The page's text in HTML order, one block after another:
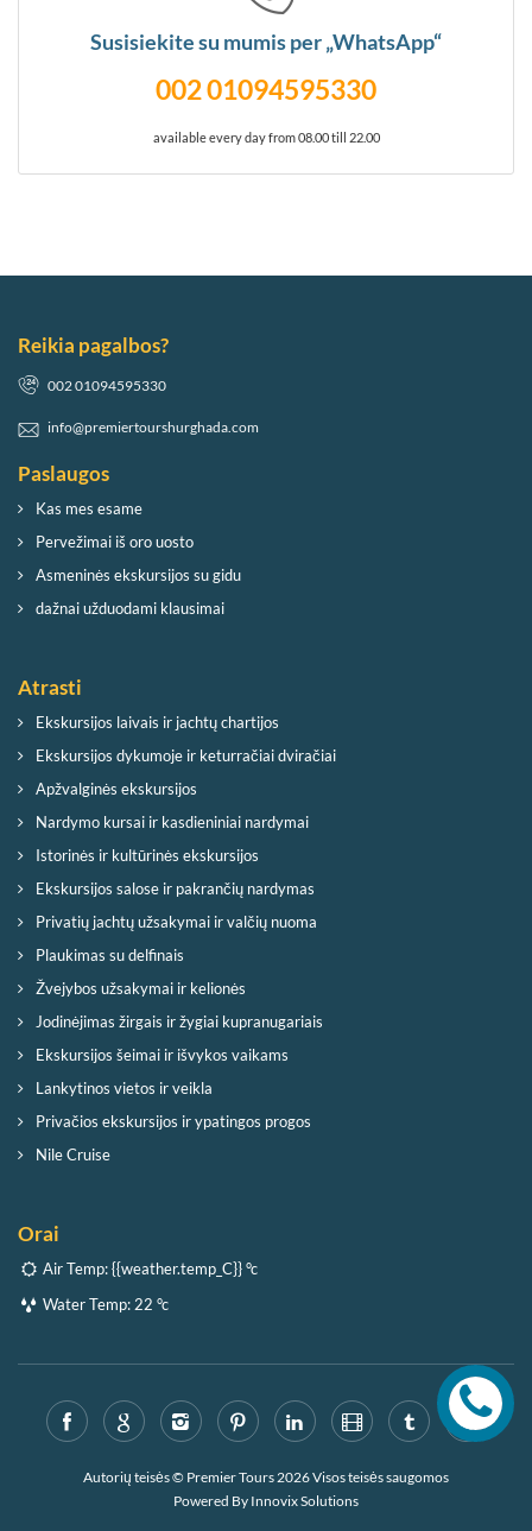
Susisiekite su mumis per „WhatsApp“
002 01094595330
available every day from 08.00 till 22.00
Reikia pagalbos?
002 01094595330
info@premiertourshurghada.com
Paslaugos
Kas mes esame
Pervežimai iš oro uosto
Asmeninės ekskursijos su gidu
dažnai užduodami klausimai
Atrasti
Ekskursijos laivais ir jachtų chartijos
Ekskursijos dykumoje ir keturračiai dviračiai
Apžvalginės ekskursijos
Nardymo kursai ir kasdieniniai nardymai
Istorinės ir kultūrinės ekskursijos
Ekskursijos salose ir pakrančių nardymas
Privatių jachtų užsakymai ir valčių nuoma
Plaukimas su delfinais
Žvejybos užsakymai ir kelionės
Jodinėjimas žirgais ir žygiai kupranugariais
Ekskursijos šeimai ir išvykos vaikams
Lankytinos vietos ir veikla
Privačios ekskursijos ir ypatingos progos
Nile Cruise
Orai
Air Temp:{{weather.temp_C}} °c
Water Temp: 22 °c
Autorių teisės © Premier Tours 2026 Visos teisės saugomos
Powered By Innovix Solutions